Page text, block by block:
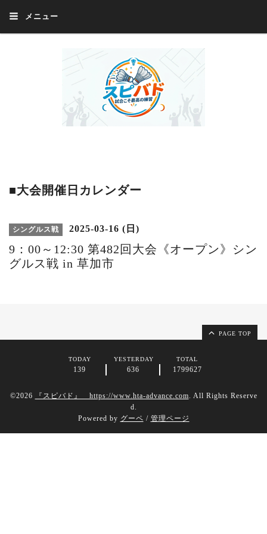
メニュー
■大会開催日カレンダー
シングルス戦 2025-03-16 (日)
9：00～12:30 第482回大会《オープン》シン
グルス戦 in 草加市
PAGE TOP
TODAY
139
YESTERDAY
636
TOTAL
1799627
©2026 『スピバド』 https://www.hta-advance.com. All Rights Reserve
d.
Powered by グーペ / 管理ページ